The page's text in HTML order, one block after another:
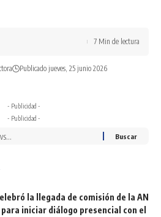
Publicado jueves, 25 junio 2026
7 Min de lectura
- Publicidad -
- Publicidad -
la llegada de comisión de la AN
para iniciar diálogo presencial con el